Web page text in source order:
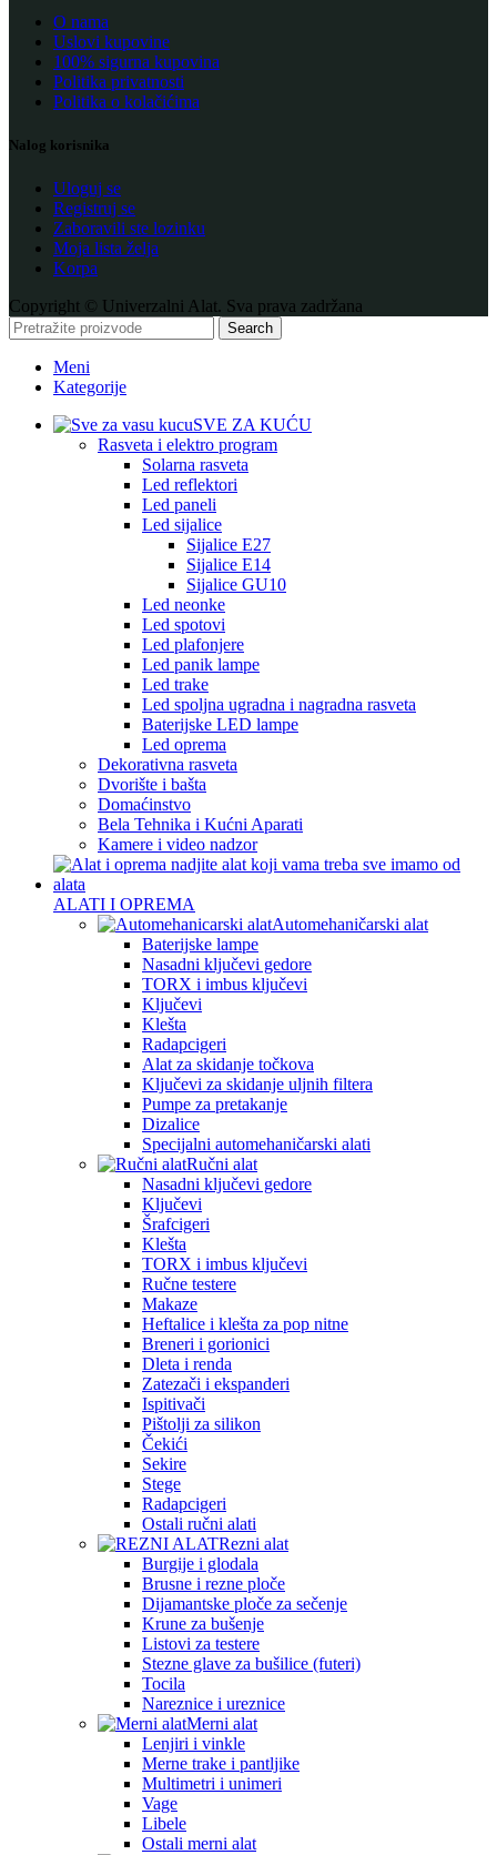
O nama
Uslovi kupovine
100% sigurna kupovina
Politika privatnosti
Politika o kolačićima
Nalog korisnika
Uloguj se
Registruj se
Zaboravili ste lozinku
Moja lista želja
Korpa
Copyright © Univerzalni Alat. Sva prava zadržana
Search
Meni
Kategorije
SVE ZA KUĆU
Rasveta i elektro program
Solarna rasveta
Led reflektori
Led paneli
Led sijalice
Sijalice E27
Sijalice E14
Sijalice GU10
Led neonke
Led spotovi
Led plafonjere
Led panik lampe
Led trake
Led spoljna ugradna i nagradna rasveta
Baterijske LED lampe
Led oprema
Dekorativna rasveta
Dvorište i bašta
Domaćinstvo
Bela Tehnika i Kućni Aparati
Kamere i video nadzor
ALATI I OPREMA
Automehaničarski alat
Baterijske lampe
Nasadni ključevi gedore
TORX i imbus ključevi
Ključevi
Klešta
Radapcigeri
Alat za skidanje točkova
Ključevi za skidanje uljnih filtera
Pumpe za pretakanje
Dizalice
Specijalni automehaničarski alati
Ručni alat
Nasadni ključevi gedore
Ključevi
Šrafcigeri
Klešta
TORX i imbus ključevi
Ručne testere
Makaze
Heftalice i klešta za pop nitne
Breneri i gorionici
Dleta i renda
Zatezači i ekspanderi
Ispitivači
Pištolji za silikon
Čekići
Sekire
Stege
Radapcigeri
Ostali ručni alati
Rezni alat
Burgije i glodala
Brusne i rezne ploče
Dijamantske ploče za sečenje
Krune za bušenje
Listovi za testere
Stezne glave za bušilice (futeri)
Tocila
Nareznice i ureznice
Merni alat
Lenjiri i vinkle
Merne trake i pantljike
Multimetri i unimeri
Vage
Libele
Ostali merni alat